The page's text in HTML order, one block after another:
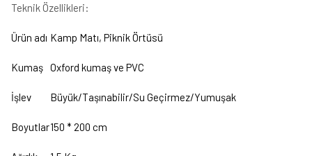
Teknik Özellikleri:
Ürün adı Kamp Matı, Piknik Örtüsü
Kumaş Oxford kumaş ve PVC
İşlev Büyük/Taşınabilir/Su Geçirmez/Yumuşak
Boyutlar150 * 200 cm